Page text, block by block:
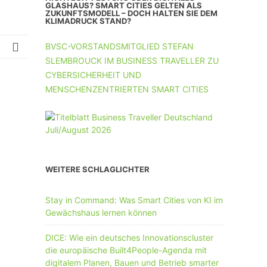
UNTERNEHMEN MIT 11-50 MA
GLASHAUS? SMART CITIES GELTEN ALS
ZUKUNFTSMODELL – DOCH HALTEN SIE DEM
KLIMADRUCK STAND?
BVSC-VORSTANDSMITGLIED STEFAN
SLEMBROUCK IM BUSINESS TRAVELLER ZU
CYBERSICHERHEIT UND
MENSCHENZENTRIERTEN SMART CITIES
WEITERE SCHLAGLICHTER
Stay in Command: Was Smart Cities von KI im
Gewächshaus lernen können
DICE: Wie ein deutsches Innovationscluster
die europäische Built4People-Agenda mit
digitalem Planen, Bauen und Betrieb smarter